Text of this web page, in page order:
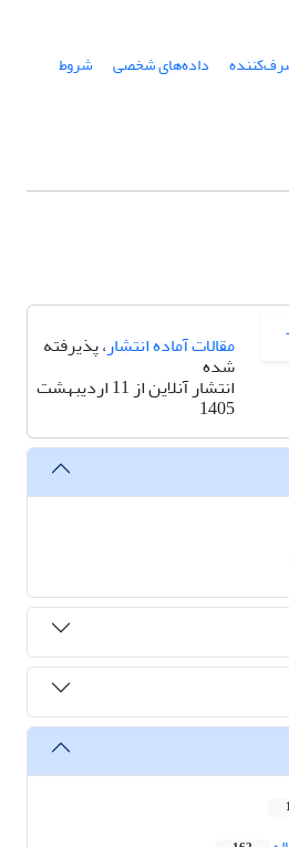
داده‌های شخصی شروط
مقالات آماده انتشار، پذیرفته
شده
انتشار آنلاین از 11 اردیبهشت
1405